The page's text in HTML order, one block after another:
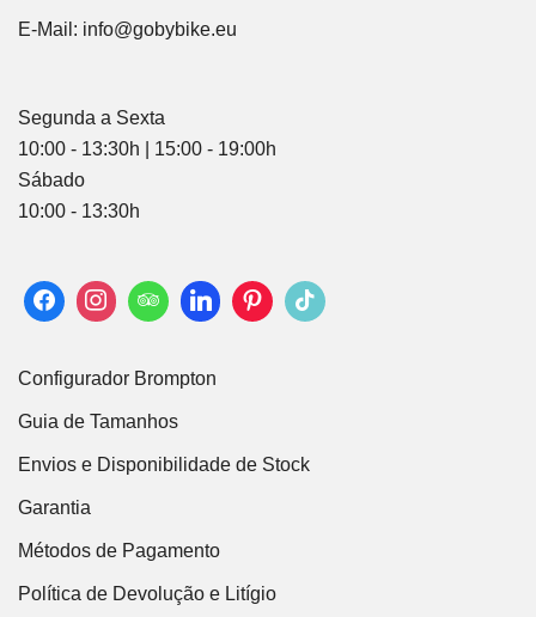
E-Mail: info@gobybike.eu
Segunda a Sexta
10:00 - 13:30h | 15:00 - 19:00h
Sábado
10:00 - 13:30h
Configurador Brompton
Guia de Tamanhos
Envios e Disponibilidade de Stock
Garantia
Métodos de Pagamento
Política de Devolução e Litígio